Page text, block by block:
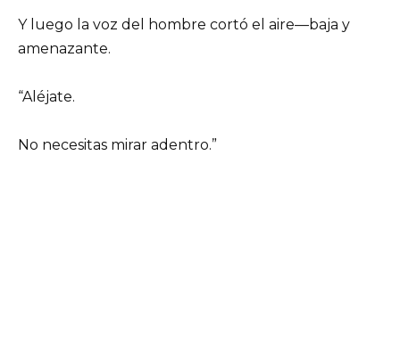
Y luego la voz del hombre cortó el aire—baja y
amenazante.
“Aléjate.
No necesitas mirar adentro.”